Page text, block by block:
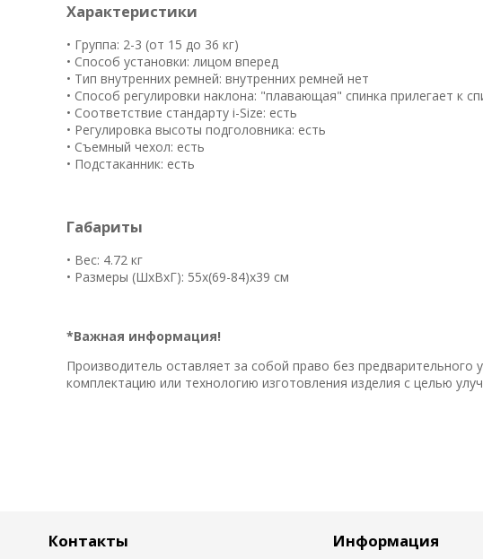
Характеристики
• Группа: 2-3 (от 15 до 36 кг)
• Способ установки: лицом вперед
• Тип внутренних ремней: внутренних ремней нет
• Способ регулировки наклона: "плавающая" спинка прилегает к
• Соответствие стандарту i-Size: есть
• Регулировка высоты подголовника: есть
• Съемный чехол: есть
• Подстаканник: есть
Габариты
• Вес: 4.72 кг
• Размеры (ШхВхГ): 55х(69-84)x39 см
*Важная информация!
Производитель оставляет за собой право без
комплектацию или технологию изготовления изделия с целью
Контакты Информация